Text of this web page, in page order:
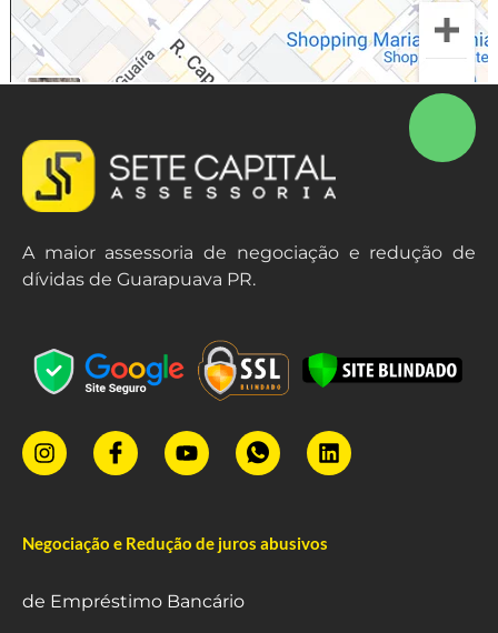
A maior assessoria de negociação e redução de
dívidas de Guarapuava PR.
Negociação e Redução de juros abusivos
de Empréstimo Bancário